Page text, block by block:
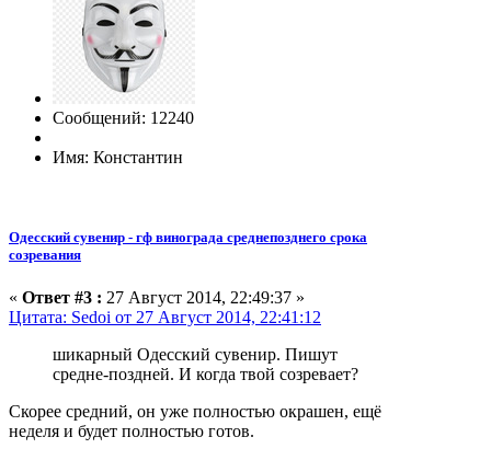
Сообщений: 12240
Имя: Константин
Одесский сувенир - гф винограда среднепозднего срока
созревания
« Ответ #3 : 27 Август 2014, 22:49:37 »
Цитата: Sedoi от 27 Август 2014, 22:41:12
шикарный Одесский сувенир. Пишут
средне-поздней. И когда твой созревает?
Скорее средний, он уже полностью окрашен, ещё
неделя и будет полностью готов.